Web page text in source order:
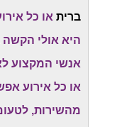
ברית או כל
היא אולי הקשה
אנשי המקצוע
או כל אירוע
מהשירות,